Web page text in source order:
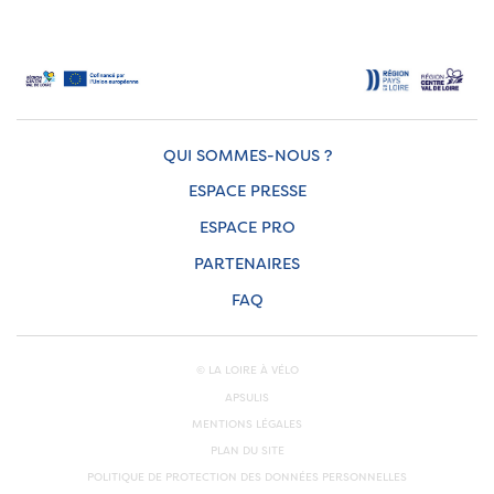
QUI SOMMES-NOUS ?
ESPACE PRESSE
ESPACE PRO
PARTENAIRES
FAQ
© LA LOIRE À VÉLO
APSULIS
MENTIONS LÉGALES
PLAN DU SITE
POLITIQUE DE PROTECTION DES DONNÉES PERSONNELLES